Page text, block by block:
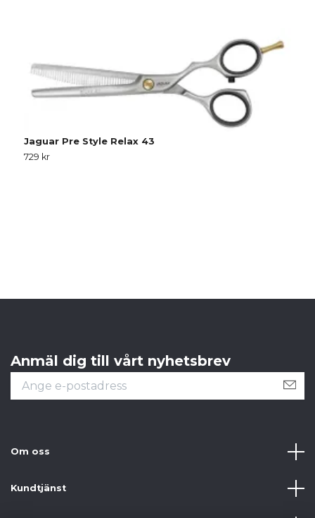
Jaguar Pre Style Relax 43
729 kr
Anmäl dig till vårt nyhetsbrev
Om oss
Kundtjänst